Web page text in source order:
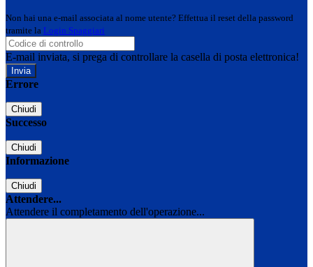
Non hai una e-mail associata al nome utente? Effettua il reset della password
tramite la Login Spaggiari
E-mail inviata, si prega di controllare la casella di posta elettronica!
Errore
Chiudi
Successo
Chiudi
Informazione
Chiudi
Attendere...
Attendere il completamento dell'operazione...